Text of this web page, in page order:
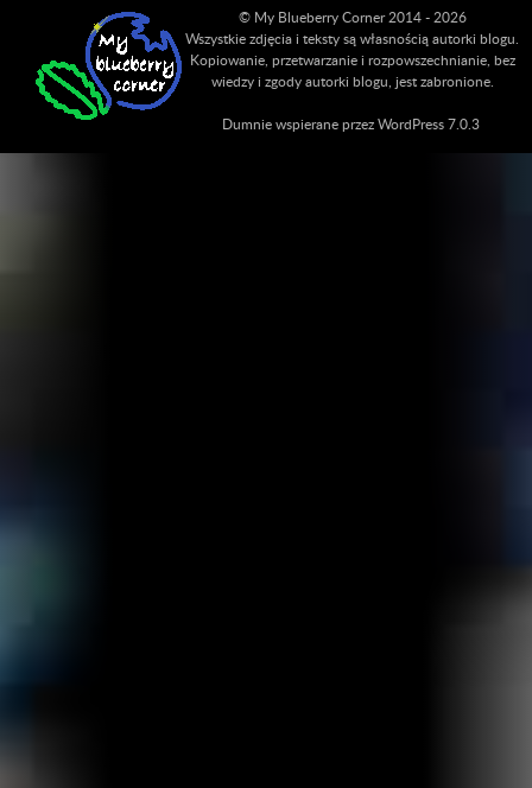
© My Blueberry Corner 2014 - 2026
Wszystkie zdjęcia i teksty są własnością autorki blogu.
Kopiowanie, przetwarzanie i rozpowszechnianie, bez
wiedzy i zgody autorki blogu, jest zabronione.
Dumnie wspierane przez WordPress 7.0.3